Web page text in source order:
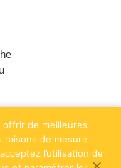
de meilleures
de mesure
l’utilisation de